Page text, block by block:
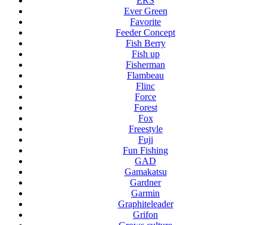
Ever Green
Favorite
Feeder Concept
Fish Berry
Fish up
Fisherman
Flambeau
Flinc
Force
Forest
Fox
Freestyle
Fuji
Fun Fishing
GAD
Gamakatsu
Gardner
Garmin
Graphiteleader
Grifon